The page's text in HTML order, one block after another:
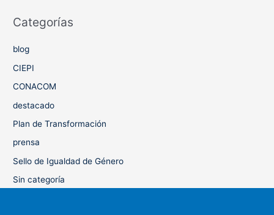
Categorías
blog
CIEPI
CONACOM
destacado
Plan de Transformación
prensa
Sello de Igualdad de Género
Sin categoría